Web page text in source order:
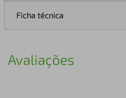
Ficha técnica
Avaliações